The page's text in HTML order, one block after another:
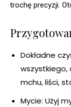
trochę precyzji.
Dokładne
wszystkiego,
mchu, liści,
Mycie: Użyj